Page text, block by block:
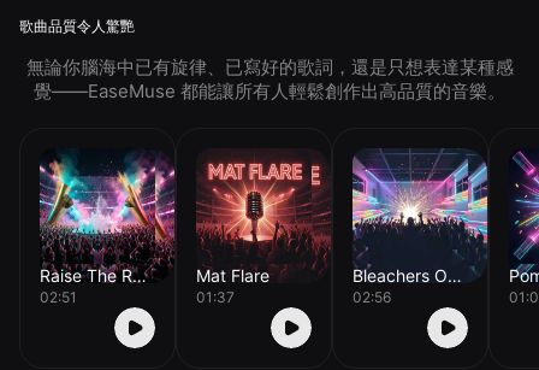
歌曲品質令人驚艷
無論你腦海中已有旋律、已寫好的歌詞，還是只想表達某種感
覺——EaseMuse 都能讓所有人輕鬆創作出高品質的音樂。
Raise The Roof
02:51
Mat Flare
01:37
Bleachers On Fire
02:56